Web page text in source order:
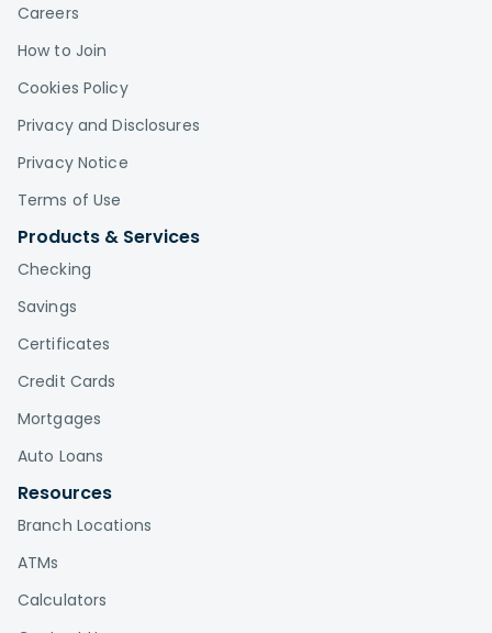
Careers
How to Join
Cookies Policy
Privacy and Disclosures
Privacy Notice
Terms of Use
Products & Services
Checking
Savings
Certificates
Credit Cards
Mortgages
Auto Loans
Resources
Branch Locations
ATMs
Calculators